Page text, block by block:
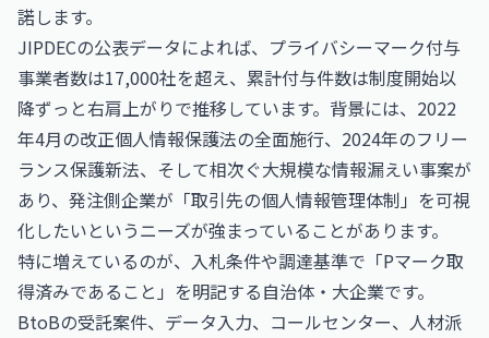
諾します。
JIPDECの公表データによれば、プライバシーマーク付与
事業者数は17,000社を超え、累計付与件数は制度開始以
降ずっと右肩上がりで推移しています。背景には、2022
年4月の改正個人情報保護法の全面施行、2024年のフリー
ランス保護新法、そして相次ぐ大規模な情報漏えい事案が
あり、発注側企業が「取引先の個人情報管理体制」を可視
化したいというニーズが強まっていることがあります。
特に増えているのが、入札条件や調達基準で「Pマーク取
得済みであること」を明記する自治体・大企業です。
BtoBの受託案件、データ入力、コールセンター、人材派